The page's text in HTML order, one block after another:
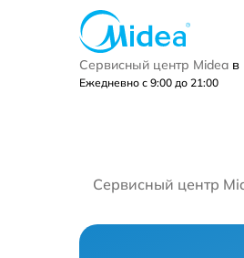
Сервисный центр Midea в
Ежедневно с 9:00 до 21:00
Сервисный центр